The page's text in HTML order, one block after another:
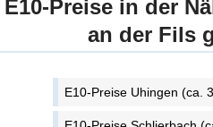
E10-Preise in der
an der Fils
E10-Preise Uhingen (ca.